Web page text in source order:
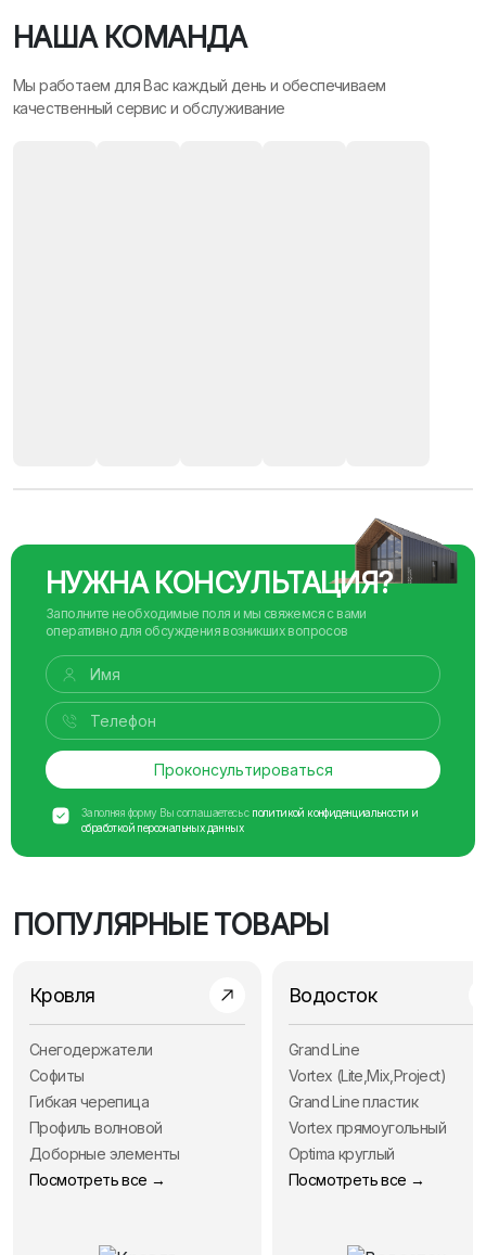
НАША КОМАНДА
Мы работаем для Вас каждый день и обеспечиваем
качественный сервис и обслуживание
НУЖНА КОНСУЛЬТАЦИЯ?
Заполните необходимые поля и мы свяжемся с вами
оперативно для обсуждения возникших вопросов
Проконсультироваться
Заполняя форму Вы соглашаетесь с политикой конфиденциальности и
обработкой персональных данных
ПОПУЛЯРНЫЕ ТОВАРЫ
Кровля
Снегодержатели
Софиты
Гибкая черепица
Профиль волновой
Доборные элементы
Посмотреть все →
Водосток
Grand Line
Vortex (Lite,Mix,Project)
Grand Line пластик
Vortex прямоугольный
Optima круглый
Посмотреть все →